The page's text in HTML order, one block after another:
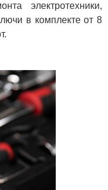
электротехники,
в комплекте от 8